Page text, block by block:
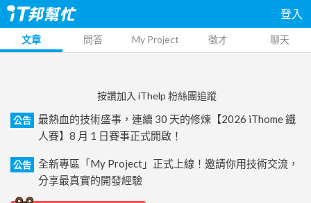
登入
文章 問答 My Project 徵才 聊天
按讚加入 iThelp 粉絲團追蹤
公告
最熱血的技術盛事，連續 30 天的修煉【2026 iThome 鐵
人賽】8 月 1 日賽事正式開啟！
公告
全新專區「My Project」正式上線！邀請你用技術交流，
分享最真實的開發經驗